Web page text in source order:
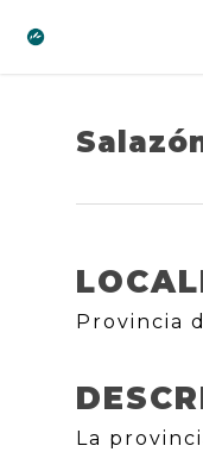
Provincia
La